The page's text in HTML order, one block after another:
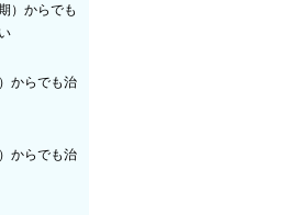
）からでも
からでも治
からでも治